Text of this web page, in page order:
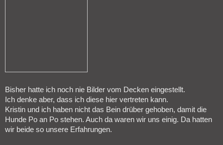
Bisher hatte ich noch nie Bilder vom Decken eingestellt.
Ich denke aber, dass ich diese hier vertreten kann.
Kristin und ich haben nicht das Bein drüber gehoben, damit die
Hunde Po an Po stehen. Auch da waren wir uns einig. Da hatten
wir beide so unsere Erfahrungen.